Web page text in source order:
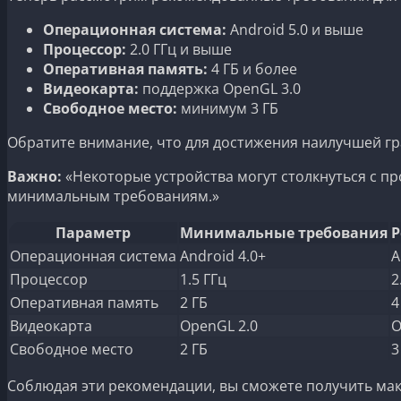
Операционная система: Android 5.0 и выше
Процессор: 2.0 ГГц и выше
Оперативная память: 4 ГБ и более
Видеокарта: поддержка OpenGL 3.0
Свободное место: минимум 3 ГБ
Обратите внимание, что для достижения наилучшей
Важно: «Некоторые устройства могут столкнуться с
минимальным требованиям.»
Параметр
Минимальные требования
Операционная система Android 4.0+
Процессор
1.5 ГГц
Оперативная память
2 ГБ
Видеокарта
OpenGL 2.0
Свободное место
2 ГБ
Соблюдая эти рекомендации, вы сможете получить